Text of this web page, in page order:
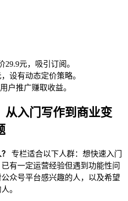
29.9元，吸引订阅。
设有动态定价策略。
户推广赚取收益。
从入门写作到商业变
专栏适合以下人群：想快速入门
有一定运营经验但遇到功能性问
众号平台感兴趣的人，以及希望
。